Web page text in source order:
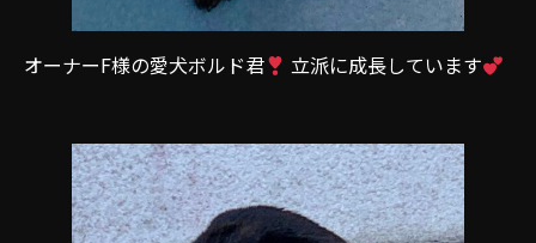
オーナーF様の愛犬ボルド君 立派に成長しています